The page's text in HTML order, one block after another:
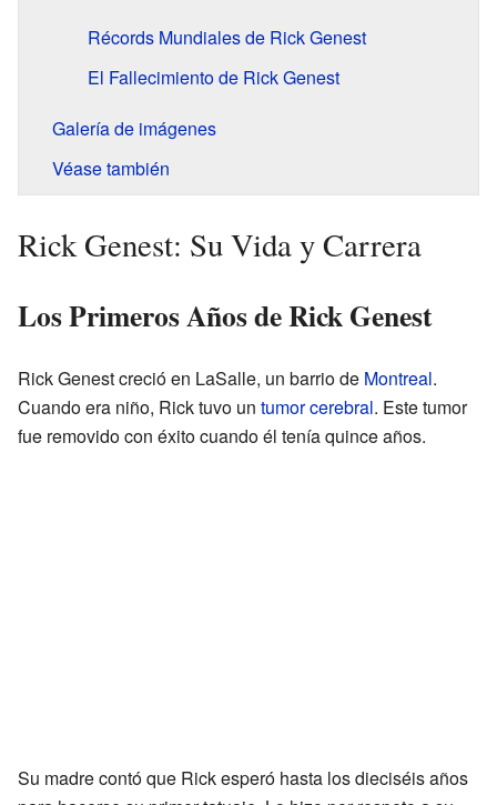
Récords Mundiales de Rick Genest
El Fallecimiento de Rick Genest
Galería de imágenes
Véase también
Rick Genest: Su Vida y Carrera
Los Primeros Años de Rick Genest
Rick Genest creció en LaSalle, un barrio de Montreal.
Cuando era niño, Rick tuvo un tumor cerebral. Este tumor
fue removido con éxito cuando él tenía quince años.
Su madre contó que Rick esperó hasta los dieciséis años